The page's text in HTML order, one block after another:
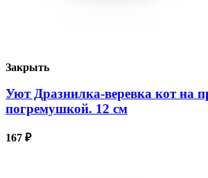
Закрыть
Уют Дразнилка-веревка кот на
погремушкой. 12 см
167 ₽